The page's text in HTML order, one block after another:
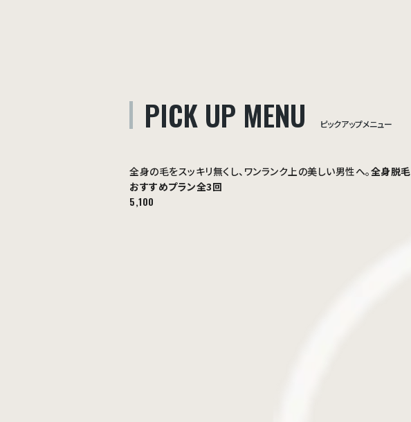
PICK UP MENU ピックアップメニュー
全身の毛をスッキリ無くし、ワンランク上の美しい男性へ。全身脱毛
おすすめプラン全3回
5,100